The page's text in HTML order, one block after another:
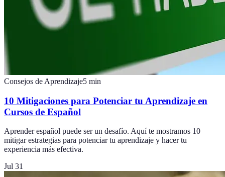
Consejos de Aprendizaje5 min
10 Mitigaciones para Potenciar tu Aprendizaje en
Cursos de Español
Aprender español puede ser un desafío. Aquí te mostramos 10
mitigar estrategias para potenciar tu aprendizaje y hacer tu
experiencia más efectiva.
Jul 31